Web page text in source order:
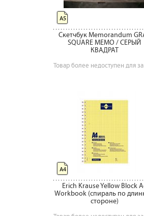
Скетчбук Memorandum
SQUARE MEMO / СЕРЫЙ
КВАДРАТ
Товар более недоступен для
А5
Erich Krause Yellow Block
Workbook (спираль по
стороне)
А4